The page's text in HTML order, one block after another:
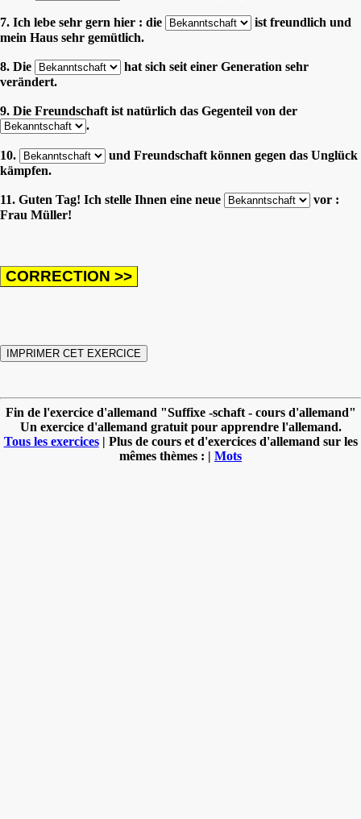
7. Ich lebe sehr gern hier : die
ist freundlich und
mein Haus sehr gemütlich.
8. Die
hat sich seit einer Generation sehr
verändert.
9. Die Freundschaft ist natürlich das Gegenteil von der
.
10.
und Freundschaft können gegen das Unglück
kämpfen.
11. Guten Tag! Ich stelle Ihnen eine neue
vor :
Frau Müller!
Fin de l'exercice d'allemand "Suffixe -schaft - cours d'allemand"
Un exercice d'allemand gratuit pour apprendre l'allemand.
Tous les exercices| Plus de cours et d'exercices d'allemand sur les
mêmes thèmes : | Mots